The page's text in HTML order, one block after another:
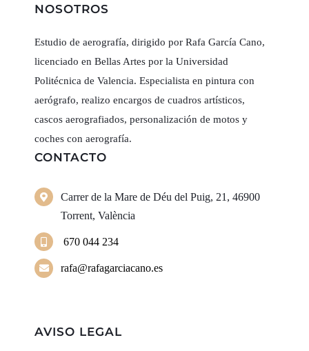
NOSOTROS
Estudio de aerografía, dirigido por Rafa García Cano,
licenciado en Bellas Artes por la Universidad
Politécnica de Valencia. Especialista en pintura con
aerógrafo, realizo encargos de cuadros artísticos,
cascos aerografiados, personalización de motos y
coches con aerografía.
CONTACTO
Carrer de la Mare de Déu del Puig, 21, 46900
Torrent, València
670 044 234
rafa@rafagarciacano.es
AVISO LEGAL